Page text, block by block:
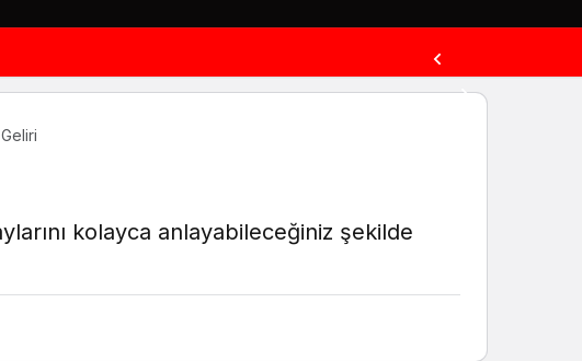
Gece Modu
Gece modunu seçin.
kolayca anlayabileceğiniz şekilde